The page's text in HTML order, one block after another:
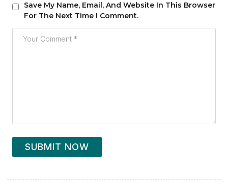
Save My Name, Email, And Website In This Browser
For The Next Time I Comment.
SUBMIT NOW